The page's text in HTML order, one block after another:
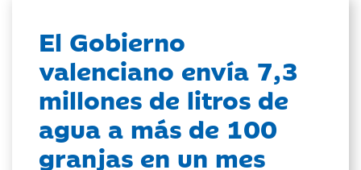
El Gobierno
valenciano envía 7,3
millones de litros de
agua a más de 100
granjas en un mes